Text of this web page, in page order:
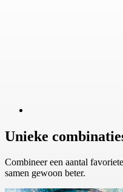
Unieke
Combineer een aantal
samen gewoon beter.